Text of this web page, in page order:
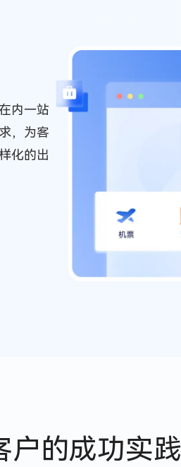
内一站
，为客
化的出
户的成功实践